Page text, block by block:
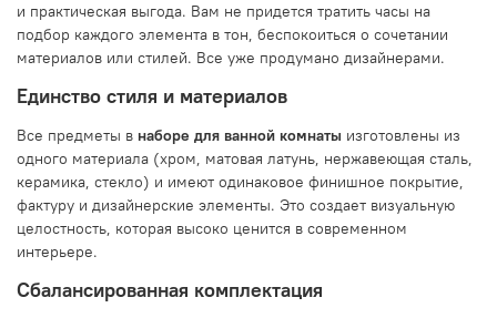
и практическая выгода. Вам не придется тратить часы на
подбор каждого элемента в тон, беспокоиться о сочетании
материалов или стилей. Все уже продумано дизайнерами.
Единство стиля и материалов
Все предметы в наборе для ванной комнаты изготовлены из
одного материала (хром, матовая латунь, нержавеющая сталь,
керамика, стекло) и имеют одинаковое финишное покрытие,
фактуру и дизайнерские элементы. Это создает визуальную
целостность, которая высоко ценится в современном
интерьере.
Сбалансированная комплектация